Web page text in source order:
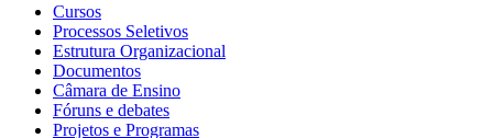
Cursos
Processos Seletivos
Estrutura Organizacional
Documentos
Câmara de Ensino
Fóruns e debates
Projetos e Programas